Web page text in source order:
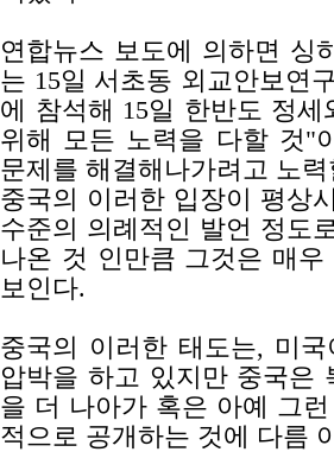
연합뉴스 보도에 의하면 싱
는 15일 서초동 외교안보연
에 참석해 15일 한반도 정
위해 모든 노력을 다할 것"
문제를 해결해나가려고 노
중국의 이러한 입장이 평상
수준의 의례적인 발언 정도
나온 것 인만큼 그것은 매
보인다.
중국의 이러한 태도는, 미
압박을 하고 있지만 중국은
을 더 나아가 혹은 아예 그
적으로 공개하는 것에 다름